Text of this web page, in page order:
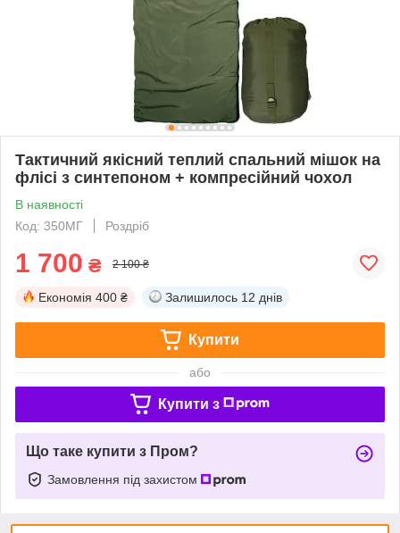
Тактичний якісний теплий спальний мішок на
флісі з синтепоном + компресійний чохол
В наявності
Код: 350МГ
Роздріб
1 700 ₴ 2 100 ₴
Економія 400 ₴ Залишилось 12 днів
Купити
або
Купити з
Що таке купити з Пром?
Замовлення під захистом